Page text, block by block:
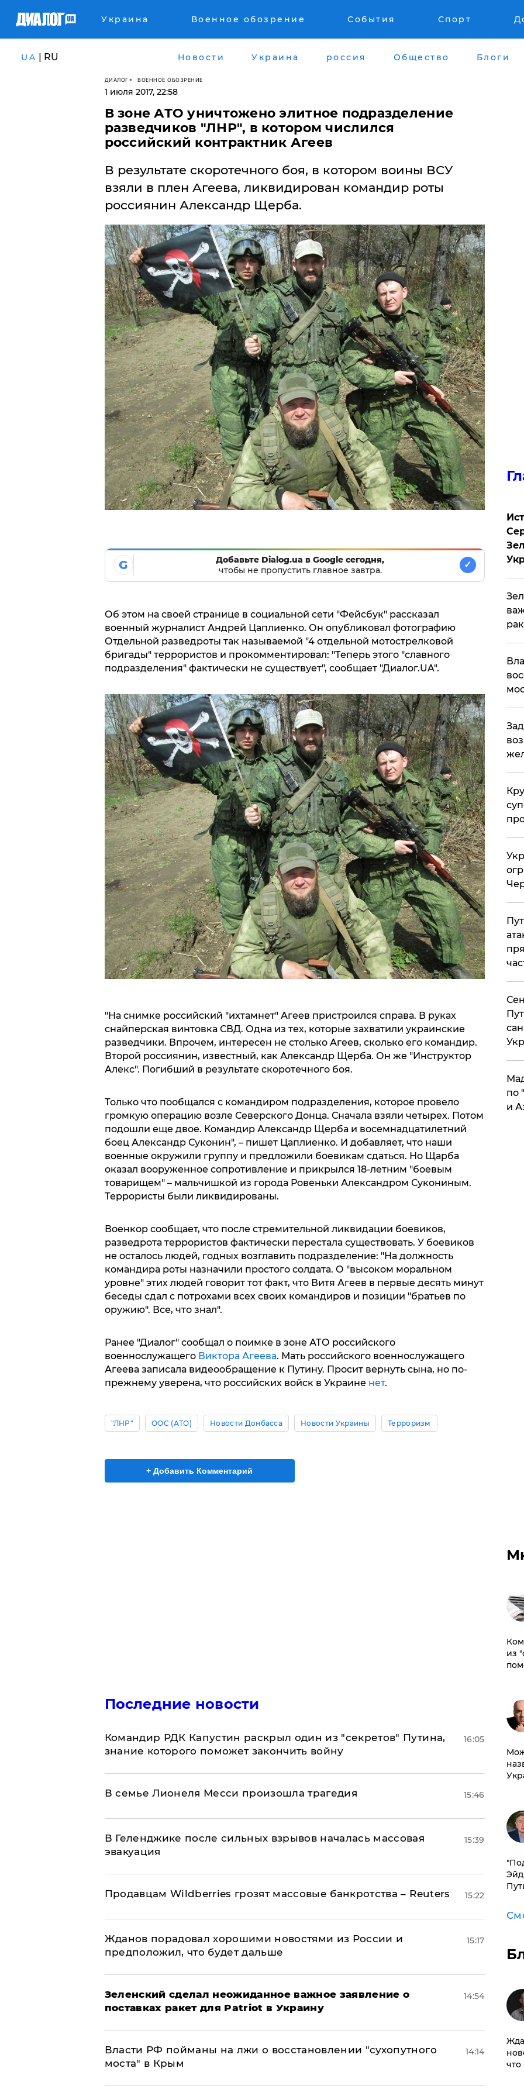
Украина Военное обозрение События Спорт
UA | RU Новости Украина россия Общество Блоги
ДИАЛОГ ВОЕННОЕ ОБОЗРЕНИЕ
1 июля 2017, 22:58
В зоне АТО уничтожено элитное подразделение
разведчиков "ЛНР", в котором числился
российский контрактник Агеев
В результате скоротечного боя, в котором воины ВСУ
взяли в плен Агеева, ликвидирован командир роты
россиянин Александр Щерба.
G
Добавьте Dialog.ua в Google сегодня,
чтобы не пропустить главное завтра.
✓
Об этом на своей странице в социальной сети "Фейсбук" рассказал
военный журналист Андрей Цаплиенко. Он опубликовал фотографию
Отдельной разведроты так называемой "4 отдельной мотострелковой
бригады" террористов и прокомментировал: "Теперь этого "славного
подразделения" фактически не существует", сообщает "Диалог.UA".
"На снимке российский "ихтамнет" Агеев пристроился справа. В руках
снайперская винтовка СВД. Одна из тех, которые захватили украинские
разведчики. Впрочем, интересен не столько Агеев, сколько его командир.
Второй россиянин, известный, как Александр Щерба. Он же "Инструктор
Алекс". Погибший в результате скоротечного боя.
Только что пообщался с командиром подразделения, которое провело
громкую операцию возле Северского Донца. Сначала взяли четырех. Потом
подошли еще двое. Командир Александр Щерба и восемнадцатилетний
боец Александр Суконин", – пишет Цаплиенко. И добавляет, что наши
военные окружили группу и предложили боевикам сдаться. Но Щарба
оказал вооруженное сопротивление и прикрылся 18-летним "боевым
товарищем" – мальчишкой из города Ровеньки Александром Сукониным.
Террористы были ликвидированы.
Военкор сообщает, что после стремительной ликвидации боевиков,
разведрота террористов фактически перестала существовать. У боевиков
не осталось людей, годных возглавить подразделение: "На должность
командира роты назначили простого солдата. О "высоком моральном
уровне" этих людей говорит тот факт, что Витя Агеев в первые десять минут
беседы сдал с потрохами всех своих командиров и позиции "братьев по
оружию". Все, что знал".
Ранее "Диалог" сообщал о поимке в зоне АТО российского
военнослужащего Виктора Агеева. Мать российского военнослужащего
Агеева записала видеообращение к Путину. Просит вернуть сына, но по-
прежнему уверена, что российских войск в Украине нет.
"ЛНР" ООС (АТО) Новости Донбасса Новости Украины Терроризм
+ Добавить Комментарий
Последние новости
Командир РДК Капустин раскрыл один из "секретов" Путина,
знание которого поможет закончить войну
16:05
В семье Лионеля Месси произошла трагедия 15:46
В Геленджике после сильных взрывов началась массовая
эвакуация
15:39
Продавцам Wildberries грозят массовые банкротства – Reuters 15:22
Жданов порадовал хорошими новостями из России и
предположил, что будет дальше
15:17
Зеленский сделал неожиданное важное заявление о
поставках ракет для Patriot в Украину
14:54
Власти РФ пойманы на лжи о восстановлении "сухопутного
моста" в Крым
14:14
по
и
из
что